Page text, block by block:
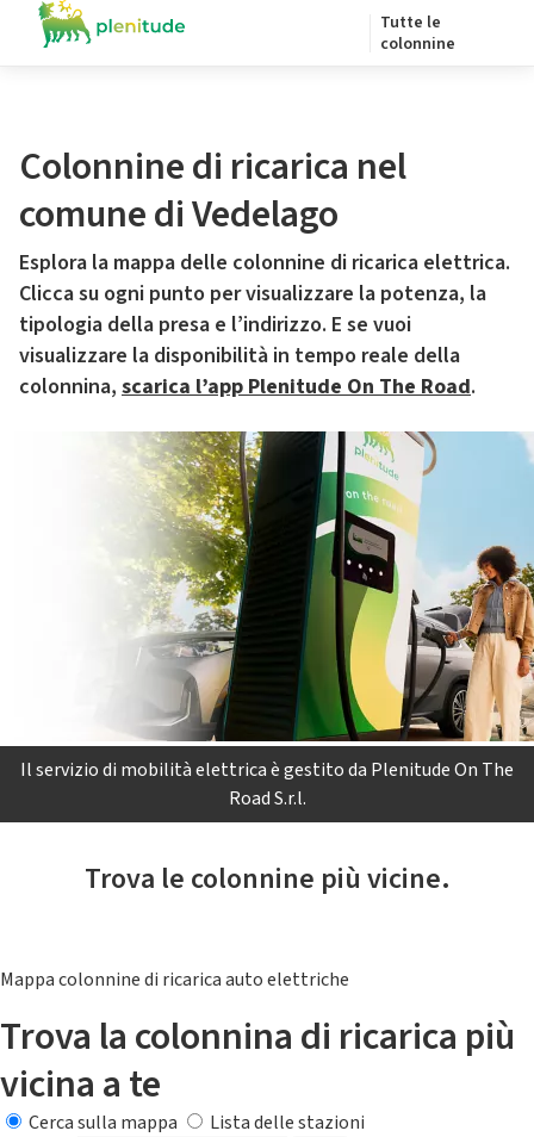
Tutte le
colonnine
Colonnine di ricarica nel
comune di Vedelago
Esplora la mappa delle colonnine di ricarica elettrica.
Clicca su ogni punto per visualizzare la potenza, la
tipologia della presa e l’indirizzo. E se vuoi
visualizzare la disponibilità in tempo reale della
colonnina, scarica l’app Plenitude On The Road.
Il servizio di mobilità elettrica è gestito da Plenitude On The
Road S.r.l.
Trova le colonnine più vicine.
Mappa colonnine di ricarica auto elettriche
Trova la colonnina di ricarica più
vicina a te
Cerca sulla mappa
Lista delle stazioni